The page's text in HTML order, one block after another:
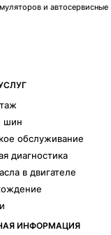
и автосервисные
шин
обслуживание
диагностика
в двигателе
ИНФОРМАЦИЯ